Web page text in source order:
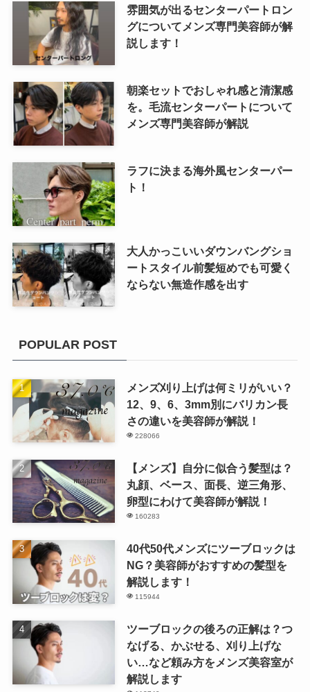
雰囲気が出るセンターパートロン
グについてメンズ専門美容師が解
説します！
朝楽セットでおしゃれ感と清潔感
を。毛流センターパートについて
メンズ専門美容師が解説
ラフに決まる海外風センターパー
ト！
大人かっこいいダウンバングショ
ートスタイル前髪短めでも可愛く
ならない無造作感を出す
POPULAR POST
メンズ刈り上げは何ミリがいい？
12、9、6、3mm別にバリカン長
さの違いを美容師が解説！
228066
【メンズ】自分に似合う髪型は？
丸顔、ベース、面長、逆三角形、
卵型にわけて美容師が解説！
160283
40代50代メンズにツーブロックは
NG？美容師がおすすめの髪型を
解説します！
115944
ツーブロックの後ろの正解は？つ
なげる、かぶせる、刈り上げな
い…など頼み方をメンズ美容室が
解説します